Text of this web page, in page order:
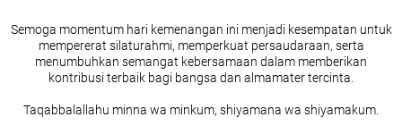
Semoga momentum hari kemenangan ini menjadi kesempatan untuk
mempererat silaturahmi, memperkuat persaudaraan, serta
menumbuhkan semangat kebersamaan dalam memberikan
kontribusi terbaik bagi bangsa dan almamater tercinta.
Taqabbalallahu minna wa minkum, shiyamana wa shiyamakum.